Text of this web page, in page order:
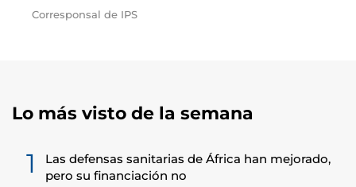
Corresponsal de IPS
Lo más visto de la semana
1
Las defensas sanitarias de África han mejorado,
pero su financiación no